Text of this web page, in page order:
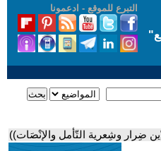
التبرع للموقع - ادعمونا
"
ضِرار وشِعرية التّأمل والإنْصَات))